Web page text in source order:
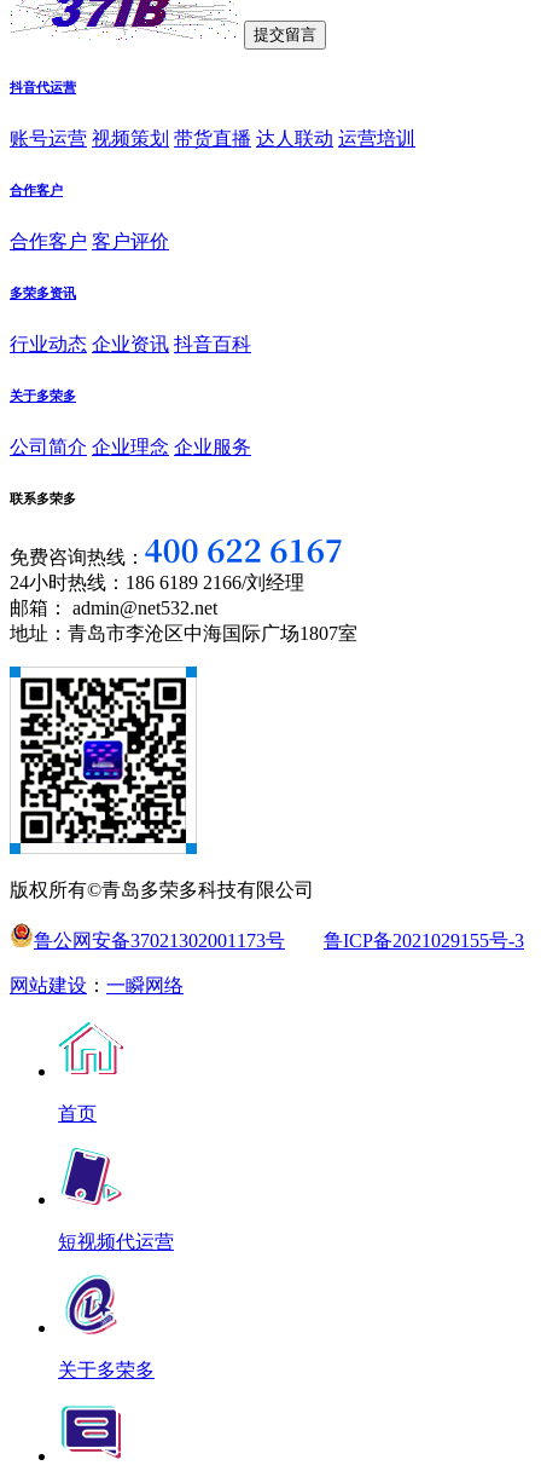
抖音代运营
账号运营 视频策划 带货直播 达人联动 运营培训
合作客户
合作客户 客户评价
多荣多资讯
行业动态 企业资讯 抖音百科
关于多荣多
公司简介 企业理念 企业服务
联系多荣多
免费咨询热线：
24小时热线：186 6189 2166/刘经理
邮箱： admin@net532.net
地址：青岛市李沧区中海国际广场1807室
版权所有©青岛多荣多科技有限公司
鲁公网安备37021302001173号 鲁ICP备2021029155号-3
网站建设 ： 一瞬网络
首页
短视频代运营
关于多荣多